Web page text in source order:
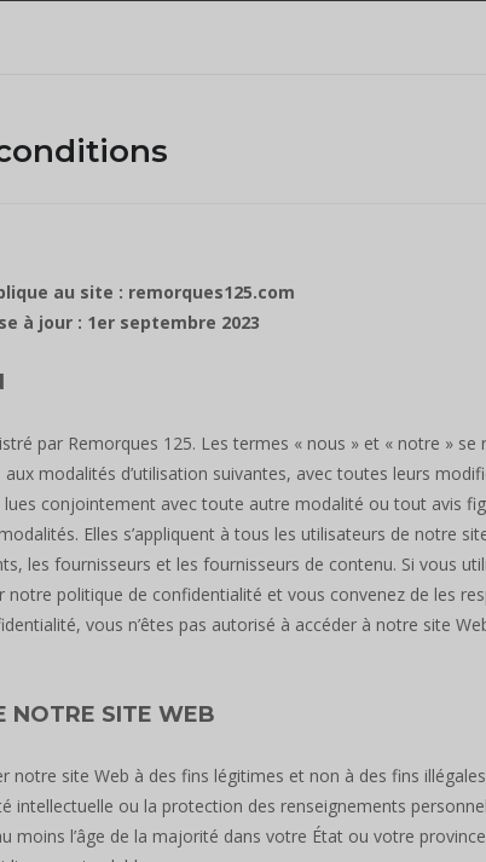
au site : remorques125.com
à jour : 1er septembre 2023
par Remorques 125. Les termes « nous » et « notre »
modalités d’utilisation suivantes, avec toutes leurs
conjointement avec toute autre modalité ou tout avis
Elles s’appliquent à tous les utilisateurs de notre
les fournisseurs et les fournisseurs de contenu. Si vous
notre politique de confidentialité et vous convenez de les
vous n’êtes pas autorisé à accéder à notre site
NOTRE SITE WEB
notre site Web à des fins légitimes et non à des fins
intellectuelle ou la protection des renseignements
moins l’âge de la majorité dans votre État ou votre